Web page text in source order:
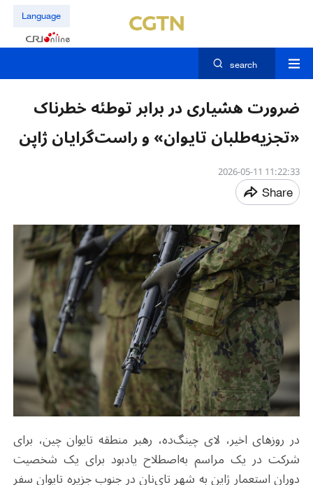
Language
search
ضرورت هشیاری در برابر توطئه خطرناک
«تجزیه‌طلبان تایوان» و راست‌گرایان ژاپن
11:22:33 2026-05-11
Share
در روزهای اخیر، لای چینگ‌ده، رهبر منطقه تایوان چین، برای
شرکت در یک مراسم به‌اصطلاح یادبود برای یک شخصیت
دوران استعمار ژاپن به شهر تای‌نان در جنوب جزیره تایوان سفر